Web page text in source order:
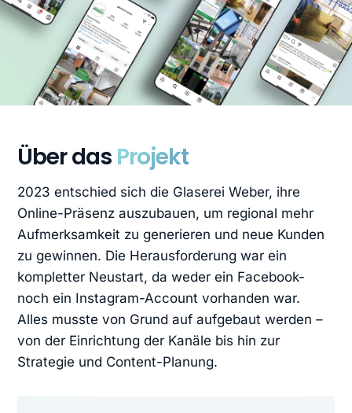
Über das Projekt
2023 entschied sich die Glaserei Weber, ihre
Online-Präsenz auszubauen, um regional mehr
Aufmerksamkeit zu generieren und neue Kunden
zu gewinnen. Die Herausforderung war ein
kompletter Neustart, da weder ein Facebook-
noch ein Instagram-Account vorhanden war.
Alles musste von Grund auf aufgebaut werden –
von der Einrichtung der Kanäle bis hin zur
Strategie und Content-Planung.